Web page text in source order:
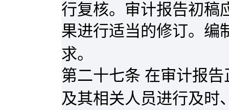
行复核。审计报告初稿
果进行适当的修订。编
求。
第二十七条 在审计报
及其相关人员进行及时